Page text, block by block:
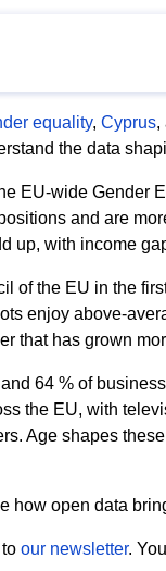
equality, Cyprus,
the data
EU-wide Gender
and are
up, with income
of the EU in the
enjoy above-
that has grown
64 % of
the EU, with
Age shapes
how open data
our newsletter.